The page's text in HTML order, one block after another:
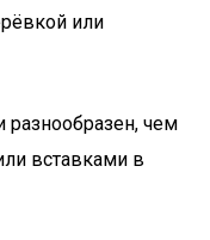
или
чем
вставками в